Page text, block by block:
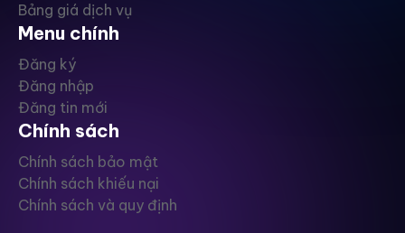
Bảng giá dịch vụ
Menu chính
Đăng ký
Đăng nhập
Đăng tin mới
Chính sách
Chính sách bảo mật
Chính sách khiếu nại
Chính sách và quy định